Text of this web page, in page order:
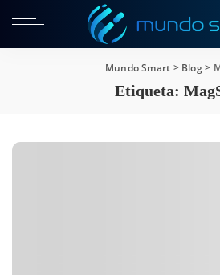
Mundo Smart > Blog>
Etiqueta: